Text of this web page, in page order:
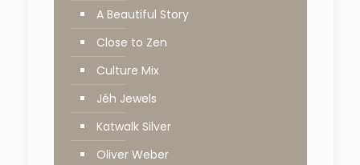
A Beautiful Story
Close to Zen
Culture Mix
Jéh Jewels
Katwalk Silver
Oliver Weber